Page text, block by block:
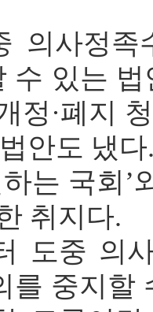
의사정
수 있는
정·폐지
안도 냈다
는 국회’
취지다.
도중 의
를 중지할